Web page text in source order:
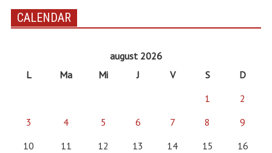
CALENDAR
august 2026
L
Ma Mi J V S
D
1
2
3
4 5 6 7 8
9
10
11 12 13 14 15
16